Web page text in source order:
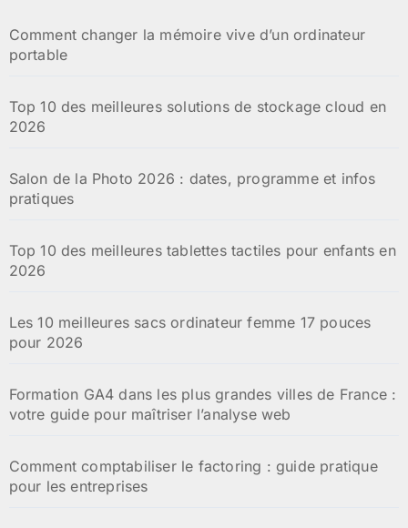
Comment changer la mémoire vive d’un ordinateur
portable
Top 10 des meilleures solutions de stockage cloud en
2026
Salon de la Photo 2026 : dates, programme et infos
pratiques
Top 10 des meilleures tablettes tactiles pour enfants en
2026
Les 10 meilleures sacs ordinateur femme 17 pouces
pour 2026
Formation GA4 dans les plus grandes villes de France :
votre guide pour maîtriser l’analyse web
Comment comptabiliser le factoring : guide pratique
pour les entreprises